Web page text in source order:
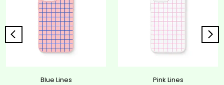
Blue Lines Pink Lines